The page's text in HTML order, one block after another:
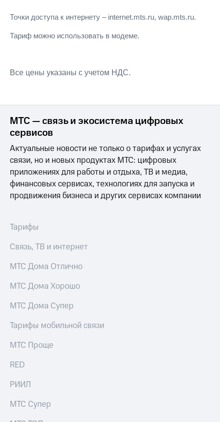
Акции
Домашний
Домашнее
ТВ
ТВ
Домашний
телефон
Перейти
в МТС
со своим
номером
Поддержка
на гигабайты
фильмы,
музыка
и многое
другое
Семейная
доступ
мес
МТС
на гигабайты
другое
Семейная
группа
Скидка
на тарифы,
общие
подписки
и услуги,
безопасности
Всё
рукой
что
есть
КИОН
Музыка
Точки доступа к интернету – internet.mts.ru, wap.mts.ru.
Тариф можно использовать в модеме.
Все цены указаны с учетом НДС.
МТС — связь и экосистема цифровых
сервисов
Актуальные новости не только о тарифах и услугах
связи, но и новых продуктах МТС: цифровых
приложениях для работы и отдыха, ТВ и медиа,
финансовых сервисах, технологиях для запуска и
продвижения бизнеса и других сервисах компании
Тарифы
Связь, ТВ и интернет
МТС Дома Отлично
МТС Дома Хорошо
МТС Дома Супер
Тарифы мобильной связи
МТС Проще
RED
РИИЛ
МТС Супер